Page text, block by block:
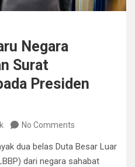
Negara
Surat
Presiden
No Comments
dua belas Duta Besar Luar
dari negara sahabat